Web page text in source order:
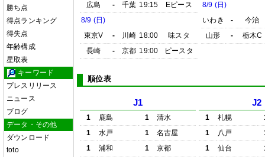
勝ち点
得点ランキング
得失点
年齢構成
星取表
キーワード
プレスリリース
ニュース
ブログ
データ・その他
ダウンロード
toto
広島
- 千葉 19:15
Eピース
8/9 (日)
東京V
- 川崎 18:00
味スタ
長崎
- 京都 19:00 ピースタ
8/9 (日)
いわき
-
今治
山形
- 栃木C
順位表
J1
1 鹿島 1
清水
1
水戸 1
名古屋
1
浦和 1
京都
J2
1 札幌
1
八戸
1
仙台